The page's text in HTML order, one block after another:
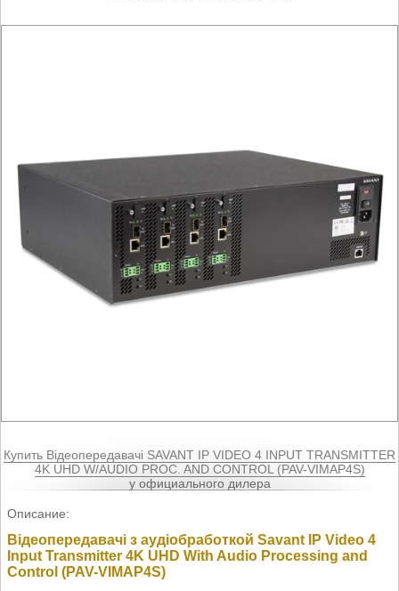
Купить Відеопередавачі SAVANT IP VIDEO 4 INPUT TRANSMITTER
4K UHD W/AUDIO PROC. AND CONTROL (PAV-VIMAP4S)
у официального дилера
Описание:
Відеопередавачі з аудіобработкой Savant IP Video 4
Input Transmitter 4K UHD With Audio Processing and
Control (PAV-VIMAP4S)